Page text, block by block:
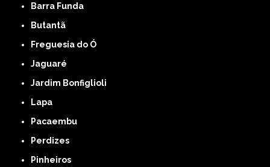
Barra Funda
Butantã
Freguesia do Ó
Jaguaré
Jardim Bonfiglioli
Lapa
Pacaembu
Perdizes
Pinheiros